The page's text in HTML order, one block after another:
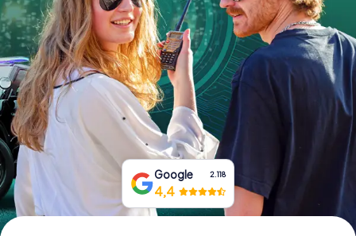
IT
NL
Tickets buchen
Gutscheine bestellen
Google 2.118
4,4